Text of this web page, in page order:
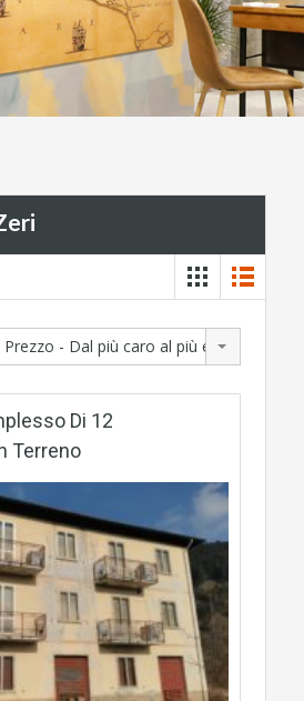
Prezzo - Dal più caro al più economico
Di 12
Terreno